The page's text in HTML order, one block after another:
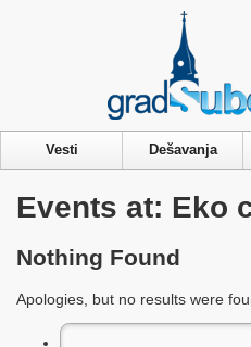
Vesti Dešavanja
Events at: Eko
Nothing Found
Apologies, but no results were
Pretraga
Privacy &